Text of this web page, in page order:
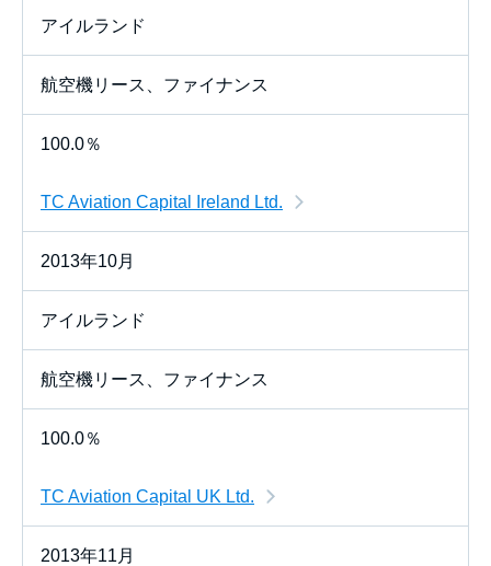
アイルランド
航空機リース、ファイナンス
100.0％
TC Aviation Capital Ireland Ltd.
2013年10月
アイルランド
航空機リース、ファイナンス
100.0％
TC Aviation Capital UK Ltd.
2013年11月